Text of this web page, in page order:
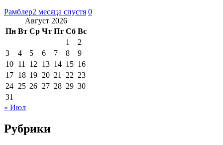
Рамблер2 месяца спустя 0
Август 2026
Пн Вт Ср Чт Пт Сб Вс
1
2
3
4 5 6 7 8
9
10 11 12 13 14 15 16
17 18 19 20 21 22 23
24 25 26 27 28 29 30
31
« Июл
Рубрики